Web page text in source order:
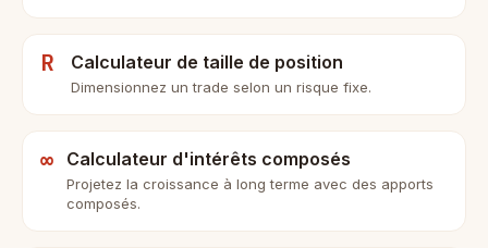
R Calculateur de taille de position
Dimensionnez un trade selon un risque fixe.
∞ Calculateur d'intérêts composés
Projetez la croissance à long terme avec des apports
composés.